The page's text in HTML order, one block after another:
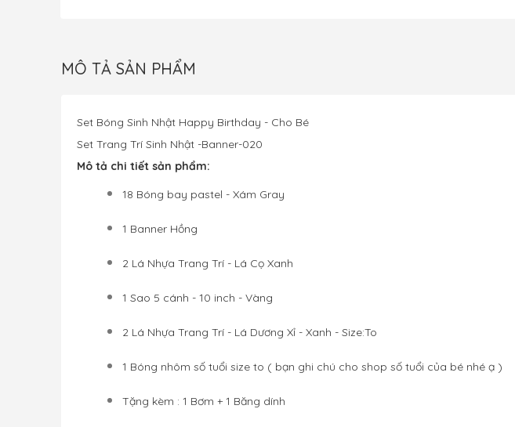
MÔ TẢ SẢN PHẨM
Set Bóng Sinh Nhật Happy Birthday - Cho Bé
Set Trang Trí Sinh Nhật -Banner-020
Mô tả chi tiết sản phẩm:
18 Bóng bay pastel - Xám Gray
1 Banner Hồng
2 Lá Nhựa Trang Trí - Lá Cọ Xanh
1 Sao 5 cánh - 10 inch - Vàng
2 Lá Nhựa Trang Trí - Lá Dương Xỉ - Xanh - Size:To
1 Bóng nhôm số tuổi size to ( bạn ghi chú cho shop số tuổi của bé nhé ạ )
Tặng kèm : 1 Bơm + 1 Băng dính